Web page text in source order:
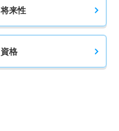
将来性
資格